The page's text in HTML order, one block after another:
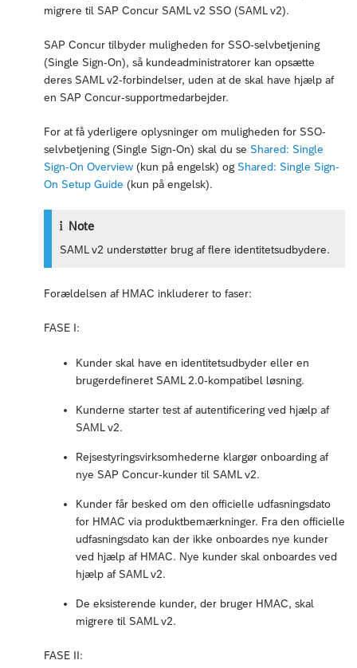
migrere til SAP Concur SAML v2 SSO (SAML v2).
SAP Concur tilbyder muligheden for SSO-selvbetjening
(Single Sign-On), så kundeadministratorer kan opsætte
deres SAML v2-forbindelser, uden at de skal have hjælp af
en SAP Concur-supportmedarbejder.
For at få yderligere oplysninger om muligheden for SSO-
selvbetjening (Single Sign-On) skal du se Shared: Single
Sign-On Overview (kun på engelsk) og Shared: Single Sign-
On Setup Guide (kun på engelsk).
Note
SAML v2 understøtter brug af flere identitetsudbydere.
Forældelsen af HMAC inkluderer to faser:
FASE I:
Kunder skal have en identitetsudbyder eller en
brugerdefineret SAML 2.0-kompatibel løsning.
Kunderne starter test af autentificering ved hjælp af
SAML v2.
Rejsestyringsvirksomhederne klargør onboarding af
nye SAP Concur-kunder til SAML v2.
Kunder får besked om den officielle udfasningsdato
for HMAC via produktbemærkninger. Fra den officielle
udfasningsdato kan der ikke onboardes nye kunder
ved hjælp af HMAC. Nye kunder skal onboardes ved
hjælp af SAML v2.
De eksisterende kunder, der bruger HMAC, skal
migrere til SAML v2.
FASE II: